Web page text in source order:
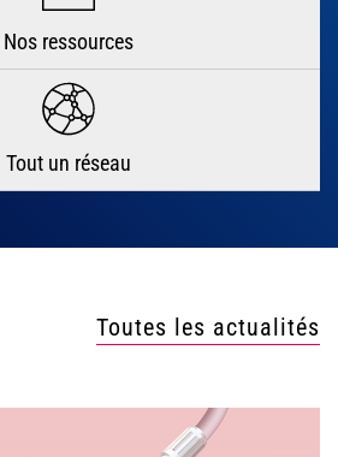
Nos ressources
Tout un réseau
Toutes les actualités